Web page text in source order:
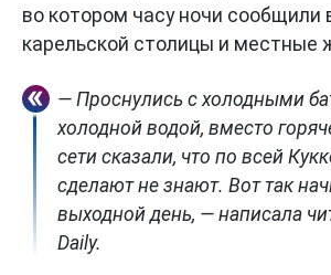
во котором часу ночи
карельской столицы и местные
— Проснулись с холодными
холодной водой, вместо
сети сказали, что по всей
сделают не знают. Вот так
выходной день, — написала
Daily.